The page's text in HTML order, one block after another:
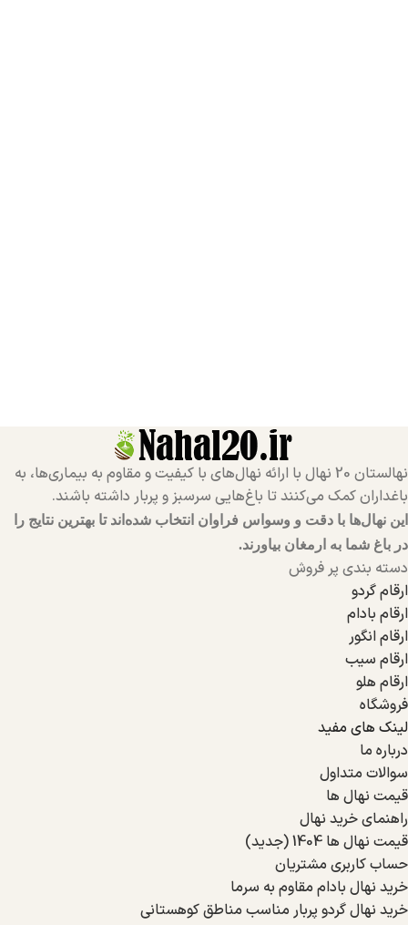
نهالستان 20 نهال با ارائه نهال‌های با کیفیت و مقاوم به بیماری‌ها، به
باغداران کمک می‌کنند تا باغ‌هایی سرسبز و پربار داشته باشند.
این نهال‌ها با دقت و وسواس فراوان انتخاب شده‌اند تا بهترین نتایج را
در باغ شما به ارمغان بیاورند.
دسته بندی پر فروش
ارقام گردو
ارقام بادام
ارقام انگور
ارقام سیب
ارقام هلو
فروشگاه
لینک های مفید
درباره ما
سوالات متداول
قیمت نهال ها
راهنمای خرید نهال
قیمت نهال ها 1404 (جدید)
حساب کاربری مشتریان
خرید نهال بادام مقاوم به سرما
خرید نهال گردو پربار مناسب مناطق کوهستانی